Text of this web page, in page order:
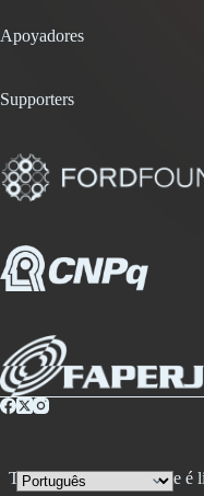
Apoyadores
Supporters
Todo conteúdo desse site